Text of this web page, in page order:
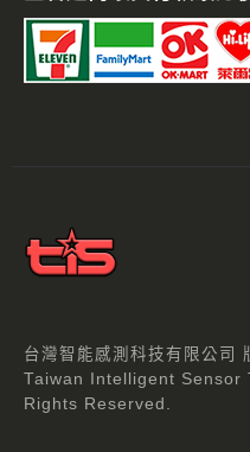
台灣智能感測科技有限公
Taiwan Intelligent Sensor
Rights Reserved.